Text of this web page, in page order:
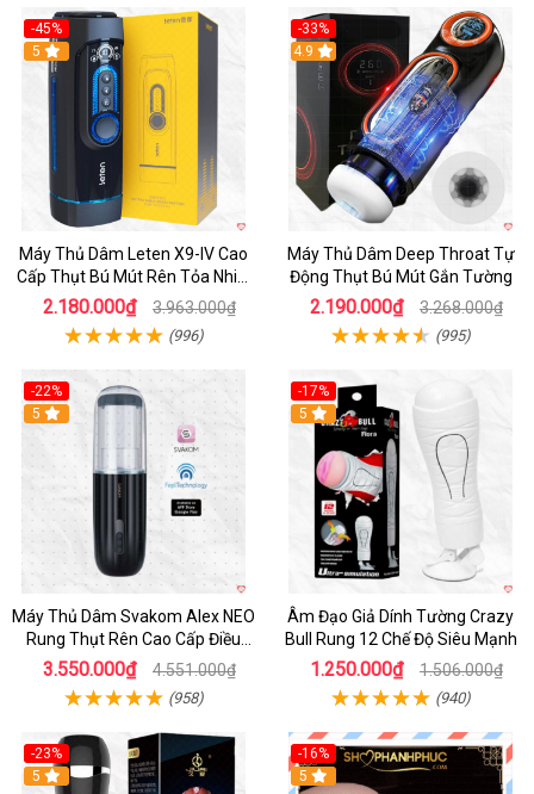
-45%
Hot
5
Máy Thủ Dâm Leten X9-IV Cao
Cấp Thụt Bú Mút Rên Tỏa Nhiệt
Sạc Pin
2.180.000₫ 3.963.000₫
(996)
-33%
Hot
4.9
Máy Thủ Dâm Deep Throat Tự
Động Thụt Bú Mút Gắn Tường
2.190.000₫ 3.268.000₫
(995)
-22%
5
Máy Thủ Dâm Svakom Alex NEO
Rung Thụt Rên Cao Cấp Điều
Khiển App
3.550.000₫ 4.551.000₫
(958)
-17%
5
Âm Đạo Giả Dính Tường Crazy
Bull Rung 12 Chế Độ Siêu Mạnh
1.250.000₫ 1.506.000₫
(940)
-23%
5
-16%
5